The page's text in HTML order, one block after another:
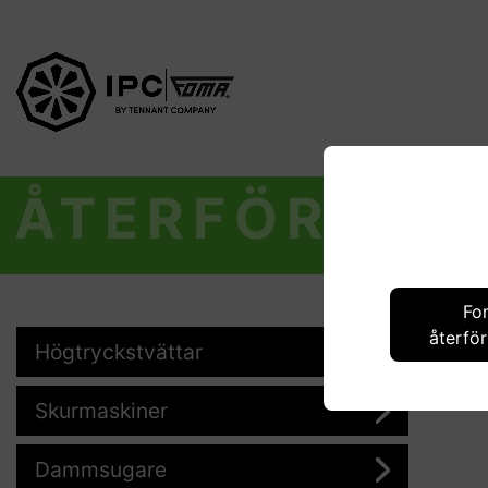
Högtryckstvättar
Skurmaskiner
Dammsugare